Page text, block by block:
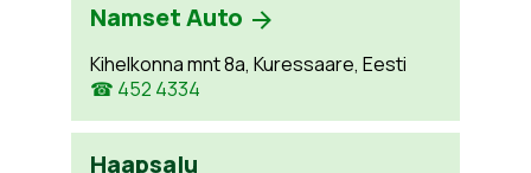
Namset Auto
Kihelkonna mnt 8a, Kuressaare, Eesti
☎ 452 4334
Haapsalu